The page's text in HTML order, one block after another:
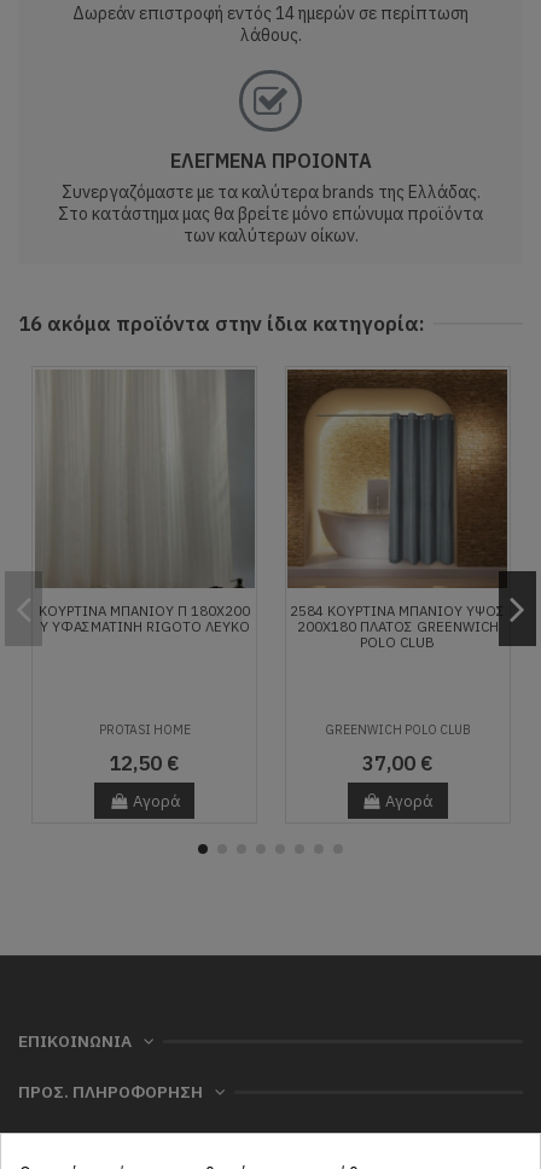
Δωρεάν επιστροφή εντός 14 ημερών σε περίπτωση
λάθους.
ΕΛΕΓΜΕΝΑ ΠΡΟΙΟΝΤΑ
Συνεργαζόμαστε με τα καλύτερα brands της Ελλάδας.
Στο κατάστημα μας θα βρείτε μόνο επώνυμα προϊόντα
των καλύτερων οίκων.
16 ακόμα προϊόντα στην ίδια κατηγορία:
ΚΟΥΡΤΊΝΑ ΜΠΆΝΙΟΥ Π 180Χ200
Υ ΥΦΑΣΜΆΤΙΝΗ RIGOTO ΛΕΥΚΟ
PROTASI HOME
12,50 €
Αγορά
2584 ΚΟΥΡΤΙΝΑ ΜΠΑΝΙΟΥ ΥΨΟΣ
200X180 ΠΛΑΤΟΣ GREENWICH
POLO CLUB
GREENWICH POLO CLUB
37,00 €
Αγορά
ΕΠΙΚΟΙΝΩΝΙΑ
ΠΡΟΣ. ΠΛΗΡΟΦΟΡΗΣΗ